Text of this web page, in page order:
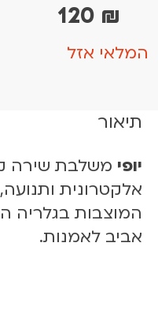
120 ₪
המלאי אזל
תיאור
יופי משלבת שירה
אלקטרונית
המוצבות בגלריה
אביב לאמנות.